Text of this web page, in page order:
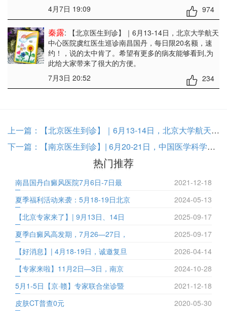
4月7日 19:09
974
秦露: 【北京医生到诊】｜6月13-14日，北京大学航天
中心医院虞红医生巡诊南昌国丹，每日限20名额，速
约！ ，说的太中肯了。希望有更多的病友能够看到,为
此给大家带来了很大的方便。
7月3日 20:52
234
上一篇：
【北京医生到诊】｜6月13-14日，北京大学航天中心医院虞红医生巡诊南昌国丹，每日限20名额，速约！
下一篇：
【南京医生到诊】| 6月20-21日，中国医学科学院侯伟医生亲临南昌公益会诊，为你量身定制祛白方案！
热门推荐
南昌国丹白癜风医院7月6日-7日最
2021-12-18
夏季福利活动来袭：5月18-19日北京
2024-05-13
【北京专家来了】| 9月13日、14日
2025-09-17
夏季白癜风高发期，7月26—27日，
2025-09-17
【好消息】| 4月18-19日，诚邀复旦
2026-04-14
【专家来啦】11月2日—3日，南京
2024-10-28
5月1-5日【京·赣】专家联合坐诊暨
2021-12-18
皮肤CT普查0元
2020-05-30